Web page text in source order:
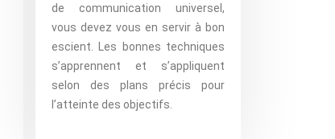
de communication universel,
vous devez vous en servir à bon
escient. Les bonnes techniques
s’apprennent et s’appliquent
selon des plans précis pour
l’atteinte des objectifs.